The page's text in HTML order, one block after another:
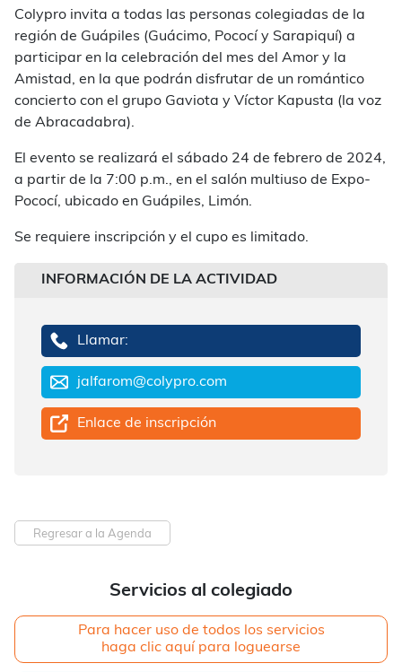
Servicios al colegiado
Para hacer uso de todos los servicios
haga clic aquí para loguearse
Colypro invita a todas las personas colegiadas de la
región de Guápiles (Guácimo, Pococí y Sarapiquí) a
participar en la celebración del mes del Amor y la
Amistad, en la que podrán disfrutar de un romántico
concierto con el grupo Gaviota y Víctor Kapusta (la voz
de Abracadabra).
El evento se realizará el sábado 24 de febrero de 2024,
a partir de la 7:00 p.m., en el salón multiuso de Expo-
Pococí, ubicado en Guápiles, Limón.
Se requiere inscripción y el cupo es limitado.
INFORMACIÓN DE LA ACTIVIDAD
Llamar:
jalfarom@colypro.com
Enlace de inscripción
Regresar a la Agenda